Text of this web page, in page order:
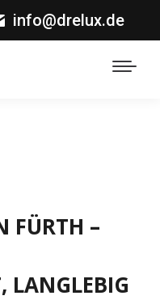
info@drelux.de
FÜRTH –
LANGLEBIG